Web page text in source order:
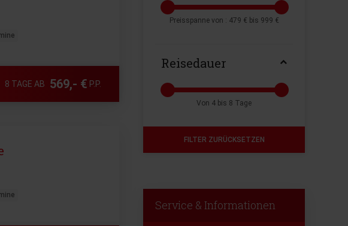
8 TAGE AB 569,- € P.P.
Preisspanne von : 479 € bis 999 €
Reisedauer
Von 4 bis 8 Tage
Service & Informationen